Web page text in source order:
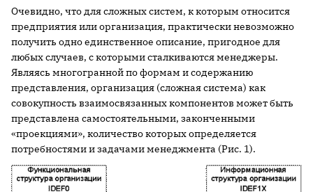
Очевидно, что для сложных систем, к которым относится
предприятия или организация, практически невозможно
получить одно единственное описание, пригодное для
любых случаев, с которыми сталкиваются менеджеры.
Являясь многогранной по формам и содержанию
представления, организация (сложная система) как
совокупность взаимосвязанных компонентов может быть
представлена самостоятельными, законченными
«проекциями», количество которых определяется
потребностями и задачами менеджмента (Рис. 1).